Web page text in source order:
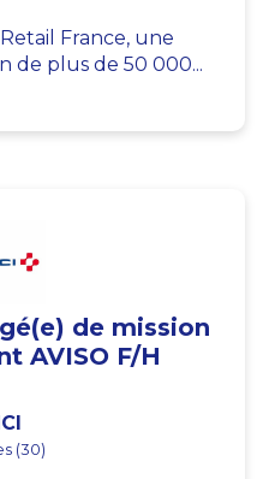
France, une
de plus de 50 000...
de mission
AVISO F/H
(30)